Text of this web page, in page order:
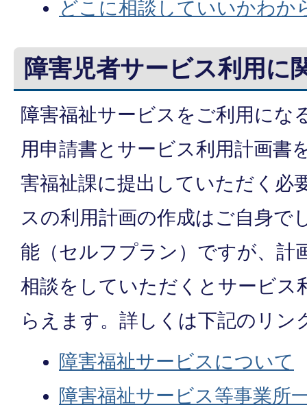
どこに相談していいかわか
障害児者サービス利用に
障害福祉サービスをご利用にな
用申請書とサービス利用計画書
害福祉課に提出していただく必
スの利用計画の作成はご自身で
能（セルフプラン）ですが、計
相談をしていただくとサービス
らえます。詳しくは下記のリン
障害福祉サービスについて
障害福祉サービス等事業所